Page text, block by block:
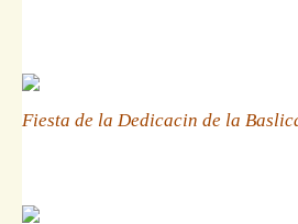
Fiesta de la Dedicacin de la